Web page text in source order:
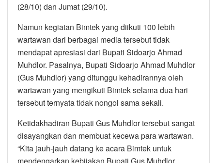
(28/10) dan Jumat (29/10).
Namun kegiatan Bimtek yang diikuti 100 lebih
wartawan dari berbagai media tersebut tidak
mendapat apresiasi dari Bupati Sidoarjo Ahmad
Muhdlor. Pasalnya, Bupati Sidoarjo Ahmad Muhdlor
(Gus Muhdlor) yang ditunggu kehadirannya oleh
wartawan yang mengikuti Bimtek selama dua hari
tersebut ternyata tidak nongol sama sekali.
Ketidakhadiran Bupati Gus Muhdlor tersebut sangat
disayangkan dan membuat kecewa para wartawan.
“Kita jauh-jauh datang ke acara Bimtek untuk
mendengarkan kebijakan Bupati Gus Muhdlor